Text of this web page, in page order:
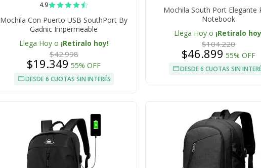
4.9
Mochila Con Puerto USB SouthPort By
Gadnic Impermeable
Llega Hoy o ¡Retiralo hoy!
$42.998
$19.349 55% OFF
DESDE 6 CUOTAS SIN INTERÉS
Mochila South Port Elegante
Notebook
Llega Hoy o ¡Retiralo
$104.220
$46.899 55% OFF
DESDE 6 CUOTAS SIN